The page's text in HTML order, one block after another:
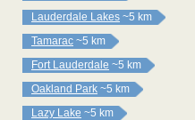
Lauderdale Lakes ~5 km
Tamarac ~5 km
Fort Lauderdale ~5 km
Oakland Park ~5 km
Lazy Lake ~5 km